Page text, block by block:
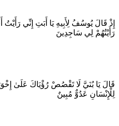
إِذْ قَالَ يُوسُفُ لِأَبِيهِ يَا أَبَتِ إِنِّي
رَأَيْتُهُمْ لِي سَاجِدِينَ
قَالَ يَا بُنَيَّ لَا تَقْصُصْ رُؤْيَاكَ عَلَىٰ
لِلْإِنْسَانِ عَدُوٌّ مُبِينٌ